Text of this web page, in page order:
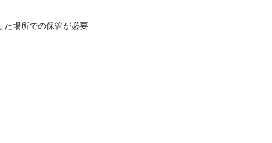
た場所での保管が必要